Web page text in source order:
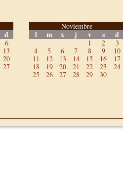
d
6
13
20
27
Noviembre
l m x j v s d
1 2
3
4
5 6 7 8 9
10
11
12 13 14 15 16
17
18
19 20 21 22 23
24
25
26 27 28 29 30